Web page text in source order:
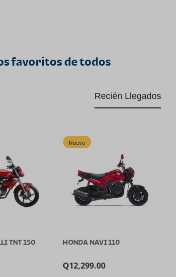
favoritos de todos
Recién Llegados
TNT 150
Nuevo
HONDA NAVI 110
Q12,299.00